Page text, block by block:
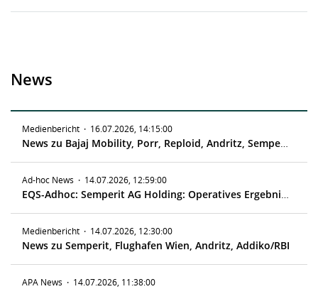
News
Medienbericht · 16.07.2026, 14:15:00
News zu Bajaj Mobility, Porr, Reploid, Andritz, Semperit, Addiko
Ad-hoc News · 14.07.2026, 12:59:00
EQS-Adhoc: Semperit AG Holding: Operatives Ergebnis im Q2 2026 deutlich über Vorjahreswert, Ergebnisprognose für Gesamtjahr erhöht
Medienbericht · 14.07.2026, 12:30:00
News zu Semperit, Flughafen Wien, Andritz, Addiko/RBI
APA News · 14.07.2026, 11:38:00